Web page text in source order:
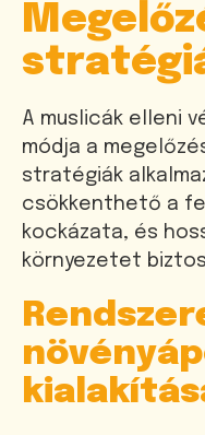
A muslicák elleni
módja a
stratégiák
csökkenthető a
kockázata, és
környezetet